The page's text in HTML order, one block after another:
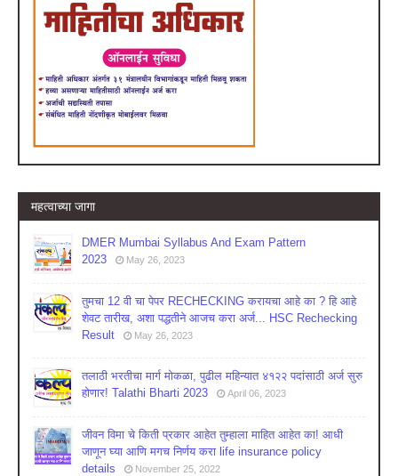
महत्वाच्या जागा
DMER Mumbai Syllabus And Exam Pattern
2023
May 26, 2023
तुमचा 12 वी चा पेपर RECHECKING करायचा आहे का ? हि आहे
शेवट तारीख, अशा पद्धतीने आजच करा अर्ज... HSC Rechecking
Result
May 26, 2023
तलाठी भरतीचा मार्ग मोकळा, पुढील महिन्यात ४१२२ पदांसाठी अर्ज सुरु
होणार! Talathi Bharti 2023
April 06, 2023
जीवन विमा चे किती प्रकार आहेत तुम्हाला माहित आहेत का! आधी
जाणून घ्या आणि मगच निर्णय करा life insurance policy
details
November 25, 2022